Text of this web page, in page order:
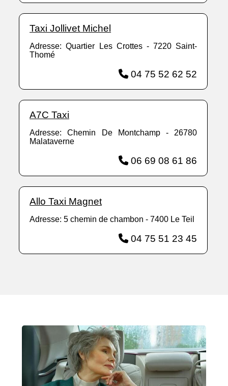
Taxi Jollivet Michel
Adresse: Quartier Les Crottes - 7220 Saint-
Thomé
04 75 52 62 52
A7C Taxi
Adresse: Chemin De Montchamp - 26780
Malataverne
06 69 08 61 86
Allo Taxi Magnet
Adresse: 5 chemin de chambon - 7400 Le Teil
04 75 51 23 45